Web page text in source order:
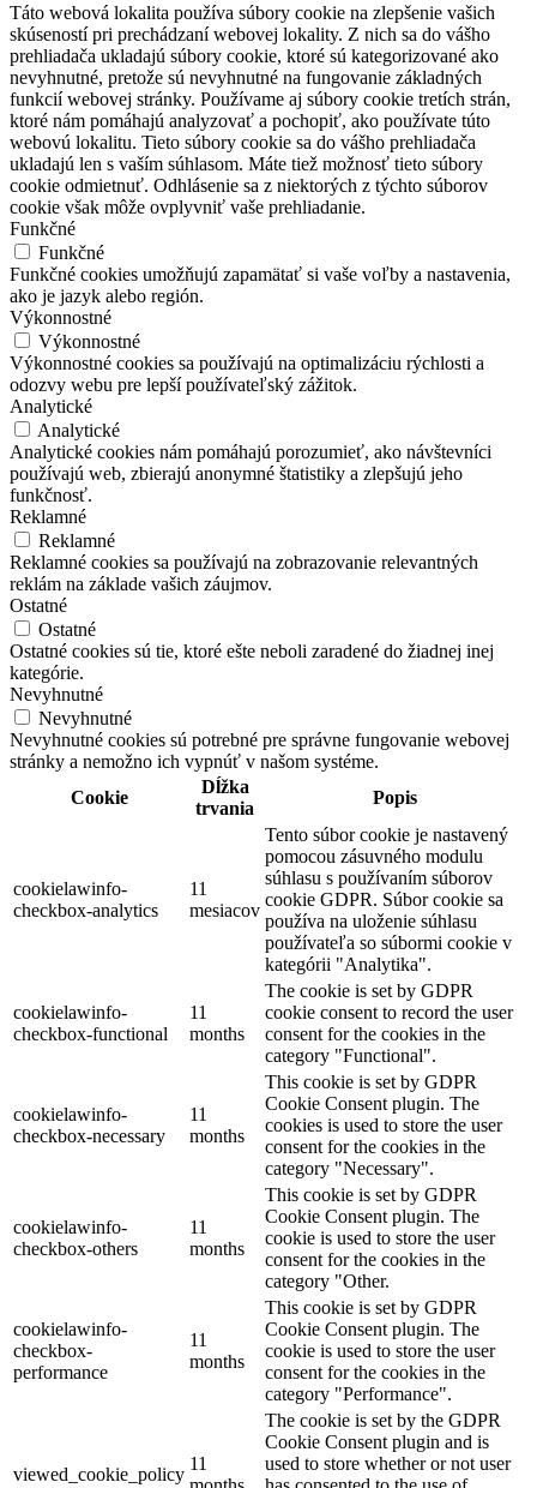
Táto webová lokalita používa súbory cookie na zlepšenie vašich
skúseností pri prechádzaní webovej lokality. Z nich sa do vášho
prehliadača ukladajú súbory cookie, ktoré sú kategorizované ako
nevyhnutné, pretože sú nevyhnutné na fungovanie základných
funkcií webovej stránky. Používame aj súbory cookie tretích strán,
ktoré nám pomáhajú analyzovať a pochopiť, ako používate túto
webovú lokalitu. Tieto súbory cookie sa do vášho prehliadača
ukladajú len s vaším súhlasom. Máte tiež možnosť tieto súbory
cookie odmietnuť. Odhlásenie sa z niektorých z týchto súborov
cookie však môže ovplyvniť vaše prehliadanie.
Funkčné
Funkčné
Funkčné cookies umožňujú zapamätať si vaše voľby a nastavenia,
ako je jazyk alebo región.
Výkonnostné
Výkonnostné
Výkonnostné cookies sa používajú na optimalizáciu rýchlosti a
odozvy webu pre lepší používateľský zážitok.
Analytické
Analytické
Analytické cookies nám pomáhajú porozumieť, ako návštevníci
používajú web, zbierajú anonymné štatistiky a zlepšujú jeho
funkčnosť.
Reklamné
Reklamné
Reklamné cookies sa používajú na zobrazovanie relevantných
reklám na základe vašich záujmov.
Ostatné
Ostatné
Ostatné cookies sú tie, ktoré ešte neboli zaradené do žiadnej inej
kategórie.
Nevyhnutné
Nevyhnutné
Nevyhnutné cookies sú potrebné pre správne fungovanie webovej
stránky a nemožno ich vypnúť v našom systéme.
Cookie
Dĺžka
trvania
Popis
cookielawinfo-
checkbox-analytics
11
mesiacov
Tento súbor cookie je nastavený
pomocou zásuvného modulu
súhlasu s používaním súborov
cookie GDPR. Súbor cookie sa
používa na uloženie súhlasu
používateľa so súbormi cookie v
kategórii "Analytika".
cookielawinfo-
checkbox-functional
11
months
The cookie is set by GDPR
cookie consent to record the user
consent for the cookies in the
category "Functional".
cookielawinfo-
checkbox-necessary
11
months
This cookie is set by GDPR
Cookie Consent plugin. The
cookies is used to store the user
consent for the cookies in the
category "Necessary".
cookielawinfo-
checkbox-others
11
months
This cookie is set by GDPR
Cookie Consent plugin. The
cookie is used to store the user
consent for the cookies in the
category "Other.
cookielawinfo-
checkbox-
performance
11
months
This cookie is set by GDPR
Cookie Consent plugin. The
cookie is used to store the user
consent for the cookies in the
category "Performance".
viewed_cookie_policy
11
The cookie is set by the GDPR
Cookie Consent plugin and is
used to store whether or not user